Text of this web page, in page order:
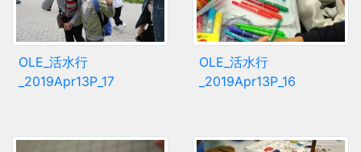
OLE_活水行
_2019Apr13P_17
OLE_活水行
_2019Apr13P_16